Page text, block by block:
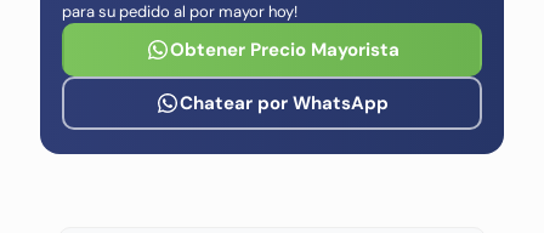
para su pedido al por mayor hoy!
Obtener Precio Mayorista
Chatear por WhatsApp